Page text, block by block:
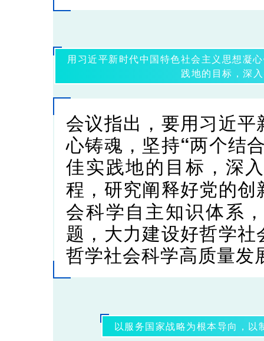
用习近平新时代中国特色社会主义思想凝
践地的目标，深
会议指出， 要用习近平
心铸魂，坚持“两个结
佳实践地的目标，深
程， 研究阐释好党的
会科学自主知识体系
题，大力建设好哲学
哲学社会科学高质量发
以服务国家战略为根本导向，